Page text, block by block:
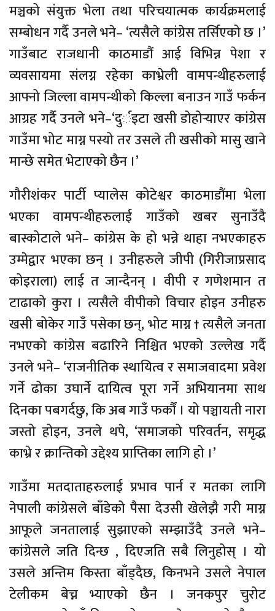
मञ्चको संयुक्त भेला तथा परिचयात्मक कार्यक्रमलाई
सम्बोधन गर्दै उनले भने– ‘त्यसैले कांग्रेस तर्सिएको छ ।’
गाउँबाट राजधानी काठमाडौं आई विभिन्न पेशा र
व्यवसायमा संलग्न रहेका काभ्रेली वामपन्थीहरुलाई
आफ्नो जिल्ला वामपन्थीको किल्ला बनाउन गाउँ फर्कन
आग्रह गर्दै उनले भने–‘दुर्इटा खसी डोहोर्‍याएर कांग्रेस
गाउँमा भोट माग्न पस्यो तर उसले ती खसीको मासु खाने
मान्छे समेत भेटाएको छैन ।’
गौरीशंकर पार्टी प्यालेस कोटेश्वर काठमाडौंमा भेला
भएका वामपन्थीहरुलाई गाउँको खबर सुनाउँदै
बास्कोटाले भने– कांग्रेस के हो भन्ने थाहा नभएकाहरु
उम्मेद्वार भएका छन् । उनीहरुले जीपी (गिरीजाप्रसाद
कोइराला) लाई त जान्दैनन् । वीपी र गणेशमान त
टाढाको कुरा । त्यसैले वीपीको विचार होइन उनीहरु
खसी बोकेर गाउँ पसेका छन्, भोट माग्न † त्यसैले जनता
नभएको कांग्रेस बढारिने निश्चित भएको उल्लेख गर्दै
उनले भने– ‘राजनीतिक स्थायित्व र समाजवादमा प्रवेश
गर्ने ढोका उघार्ने दायित्व पूरा गर्ने अभियानमा साथ
दिनका पबगर्दछु, कि अब गाउँ फर्कौं । यो पञ्चायती नारा
जस्तो होइन, उनले थपे, ‘समाजको परिवर्तन, समृद्ध
काभ्रे र क्रान्तिको उद्देश्य प्राप्तिका लागि हो ।’
गाउँमा मतदाताहरुलाई प्रभाव पार्न र मतका लागि
नेपाली कांग्रेसले बाँडेको पैसा देउसी खेलेझै गरी माग्न
आफूले जनतालाई सुझाएको सम्झाउँदै उनले भने–
कांग्रेसले जति दिन्छ , दिएजति सबै लिनुहोस् । यो
उसले अन्तिम किस्ता बाँड्दैछ, किनभने उसले नेपाल
टेलीकम बेच्न भ्याएको छैन । जनकपुर चुरोट